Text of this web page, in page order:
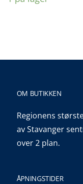
OM BUTIKKEN
Regionens
av Stavanger
over 2 plan.
ÅPNINGSTIDER